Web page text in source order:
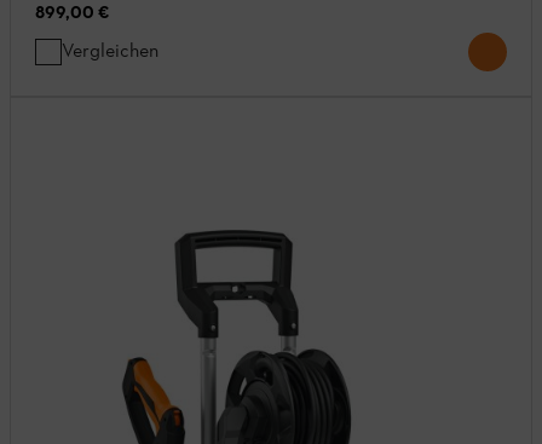
899,00 €
Vergleichen